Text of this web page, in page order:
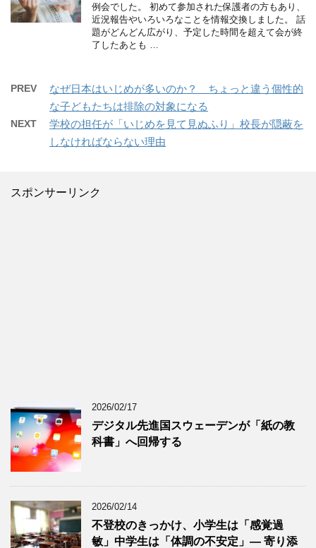
例会でした。 初めて参加された保護者の方もあり、
近況報告やいろいろなことを情報交換しました。 話
題がどんどん広がり、予定した時間を超えて会が終
了したあとも …
PREV
なぜ日本はいじめが多いのか？ ちょっと違う個性的
な子どもたちは排除の対象になる
NEXT
学校の担任が「いじめを見て見ぬふり」校長が隠蔽を
しなければならない理由
スポンサーリンク
2026/02/17
デジタル先進国スウェーデンが「紙の教
科書」へ回帰する
2026/02/14
不登校のきっかけ、小学生は「感覚過
敏」中学生は「体調の不安定」― 寄り添